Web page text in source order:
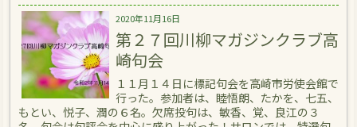
2020年11月16日
第２７回川柳マガジンクラブ高
崎句会
１１月１４日に標記句会を高崎市労使会館で
行った。参加者は、睦悟朗、たかを、七五、
もとい、悦子、潤の６名。欠席投句は、敏香、覚、良江の３